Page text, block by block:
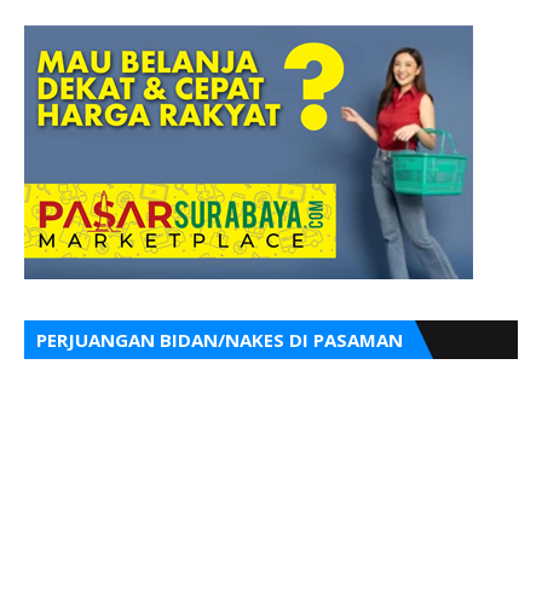
PERJUANGAN BIDAN/NAKES DI PASAMAN